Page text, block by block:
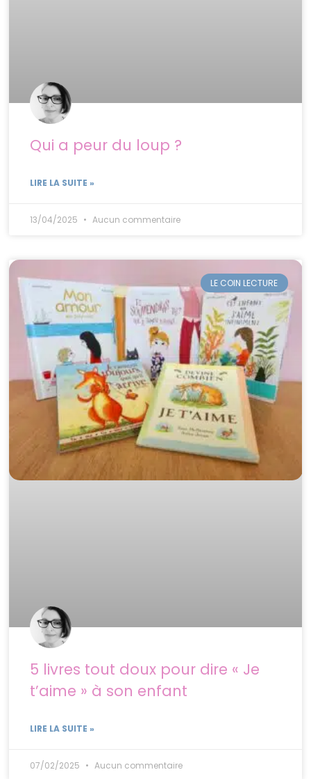
Qui a peur du loup ?
LIRE LA SUITE »
13/04/2025 Aucun commentaire
LE COIN LECTURE
5 livres tout doux pour dire « Je
t’aime » à son enfant
LIRE LA SUITE »
07/02/2025 Aucun commentaire